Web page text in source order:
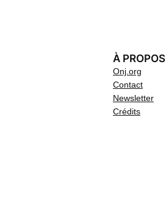
À PROPOS
Onj.org
Contact
Newsletter
Crédits